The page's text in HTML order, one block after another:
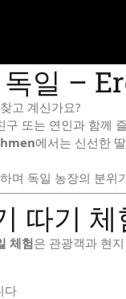
독일 –
고 계신가요?
구 또는 연인과 함께
에서는 신선한
며 독일 농장의 분위
따기
체험은 관광객과 현
다